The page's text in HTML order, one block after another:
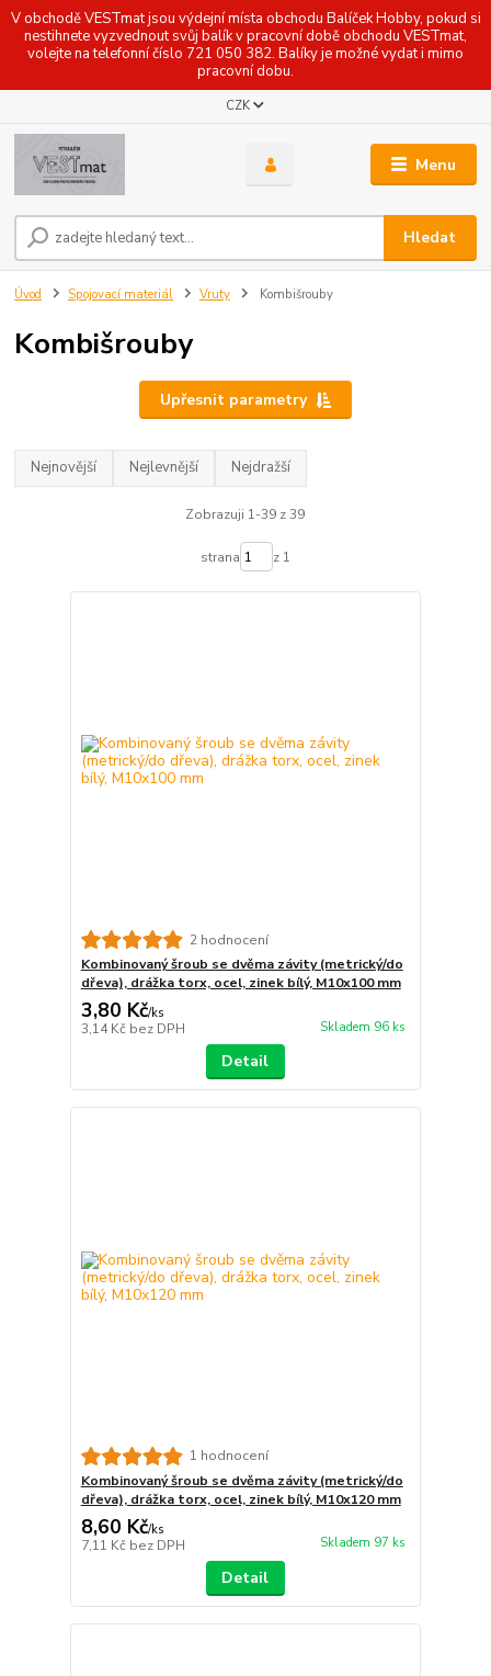
V obchodě VESTmat jsou výdejní místa obchodu Balíček Hobby, pokud si
nestihnete vyzvednout svůj balík v pracovní době obchodu VESTmat,
volejte na telefonní číslo 721 050 382. Balíky je možné vydat i mimo
pracovní dobu.
Menu
CZK
Hledat
Úvod Spojovací materiál Vruty Kombišrouby
Kombišrouby
Upřesnit parametry
Nejnovější Nejlevnější Nejdražší
Zobrazuji 1-39 z 39
strana z 1
2 hodnocení
Kombinovaný šroub se dvěma závity (metrický/do
dřeva), drážka torx, ocel, zinek bílý, M10x100 mm
3,80 Kč/ks
3,14 Kč bez DPH Skladem 96 ks
Detail
1 hodnocení
Kombinovaný šroub se dvěma závity (metrický/do
dřeva), drážka torx, ocel, zinek bílý, M10x120 mm
8,60 Kč/ks
7,11 Kč bez DPH Skladem 97 ks
Detail